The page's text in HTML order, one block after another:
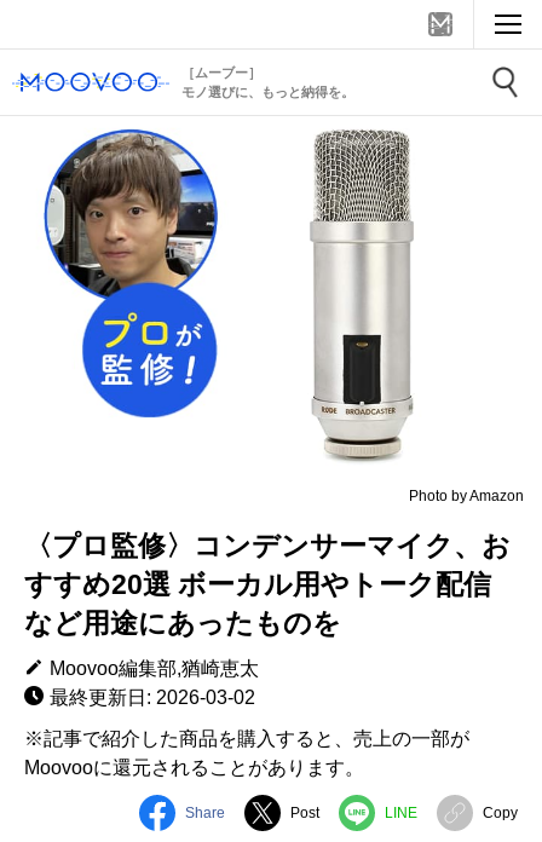
［ムーブー］
モノ選びに、もっと納得を。
Photo by Amazon
〈プロ監修〉コンデンサーマイク、お
すすめ20選 ボーカル用やトーク配信
など用途にあったものを
Moovoo編集部,猶崎恵太
最終更新日: 2026-03-02
※記事で紹介した商品を購入すると、売上の一部が
Moovooに還元されることがあります。
Share Post LINE Copy